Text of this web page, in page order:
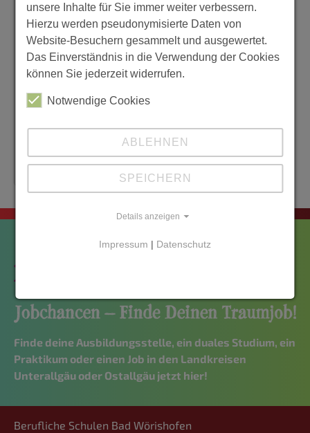
Benutzername:
Passwort:
Finde deine Ausbildungsstelle, ein duales Studium, ein
Praktikum oder einen Job in den Landkreisen
Unterallgäu oder Ostallgäu jetzt hier!
Berufliche Schulen Bad Wörishofen
unsere Inhalte für Sie immer weiter verbessern.
Hierzu werden pseudonymisierte Daten von
Website-Besuchern gesammelt und ausgewertet.
Das Einverständnis in die Verwendung der Cookies
können Sie jederzeit widerrufen.
Notwendige Cookies
ABLEHNEN
SPEICHERN
Details anzeigen
Impressum | Datenschutz